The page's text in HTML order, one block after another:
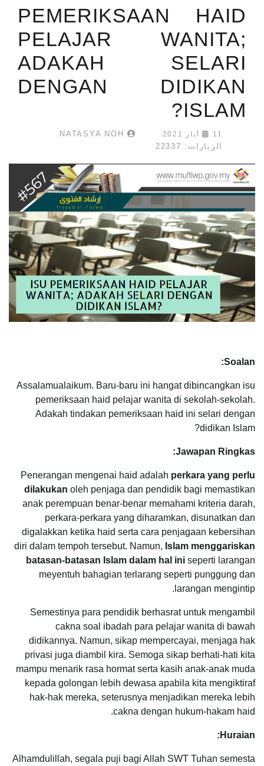
PEMERIKSAAN HAID
PELAJAR WANITA;
ADAKAH SELARI
DENGAN DIDIKAN
ISLAM?
11 أيار 2021
الزيارات: 22337
Soalan:
Assalamualaikum. Baru-baru ini hangat dibincangkan isu
pemeriksaan haid pelajar wanita di sekolah-sekolah.
Adakah tindakan pemeriksaan haid ini selari dengan
didikan Islam?
Jawapan Ringkas:
Penerangan mengenai haid adalah perkara yang perlu
dilakukan oleh penjaga dan pendidik bagi memastikan
anak perempuan benar-benar memahami kriteria darah,
perkara-perkara yang diharamkan, disunatkan dan
digalakkan ketika haid serta cara penjagaan kebersihan
diri dalam tempoh tersebut. Namun, Islam menggariskan
batasan-batasan Islam dalam hal ini seperti larangan
meyentuh bahagian terlarang seperti punggung dan
larangan mengintip.
Semestinya para pendidik berhasrat untuk mengambil
cakna soal ibadah para pelajar wanita di bawah
didikannya. Namun, sikap mempercayai, menjaga hak
privasi juga diambil kira. Semoga sikap berhati-hati kita
mampu menarik rasa hormat serta kasih anak-anak muda
kepada golongan lebih dewasa apabila kita mengiktiraf
hak-hak mereka, seterusnya menjadikan mereka lebih
cakna dengan hukum-hakam haid.
Huraian:
Alhamdulillah, segala puji bagi Allah SWT Tuhan semesta